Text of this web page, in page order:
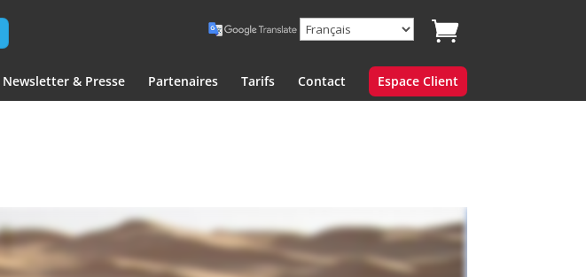
Newsletter & Presse Partenaires Tarifs Contact Espace Client